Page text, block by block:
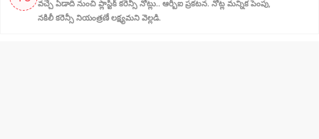
వచ్చే ఏడాది నుంచి ప్లాస్టిక్ కరెన్సీ నోట్లు.. ఆర్బీఐ ప్రకటన. నోట్ల మన్నిక పెంపు,
నకిలీ కరెన్సీ నియంత్రణే లక్ష్యమని వెల్లడి.